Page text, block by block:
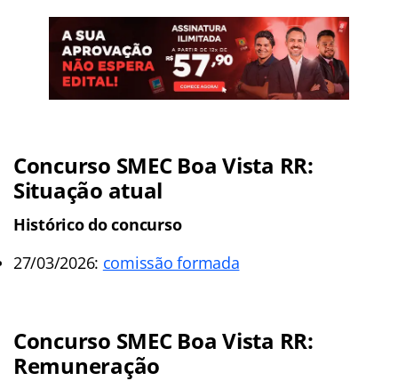
Concurso SMEC Boa Vista RR:
Situação atual
Histórico do concurso
27/03/2026: comissão formada
Concurso SMEC Boa Vista RR:
Remuneração